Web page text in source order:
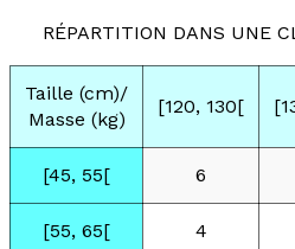
RÉPARTITION DANS UNE
Taille (cm)/
Masse (kg)
[120, 130[
[45, 55[ 6
[55, 65[ 4